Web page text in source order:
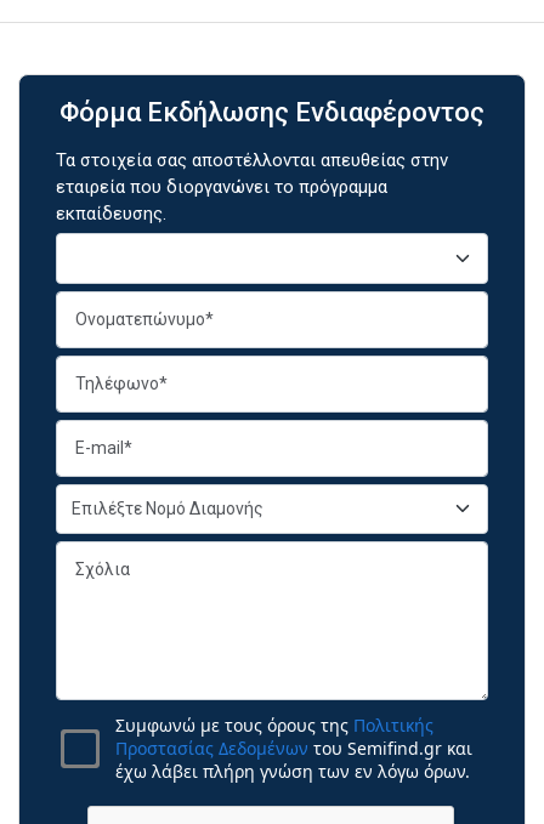
Φόρμα Εκδήλωσης Ενδιαφέροντος
Τα στοιχεία σας αποστέλλονται απευθείας στην
εταιρεία που διοργανώνει το πρόγραμμα
εκπαίδευσης.
Συμφωνώ με τους όρους της Πολιτικής
Προστασίας Δεδομένων του Semifind.gr και
έχω λάβει πλήρη γνώση των εν λόγω όρων.